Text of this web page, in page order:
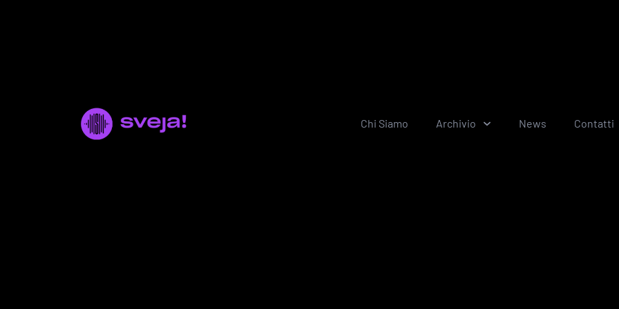
Chi Siamo Archivio News Contatti